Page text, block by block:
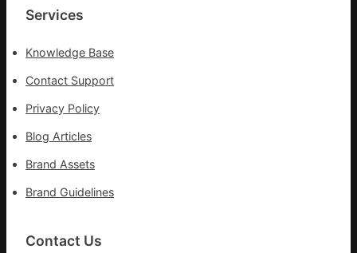
Services
Knowledge Base
Contact Support
Privacy Policy
Blog Articles
Brand Assets
Brand Guidelines
Contact Us